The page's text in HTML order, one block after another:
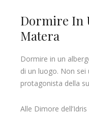
Dormire In
Matera
Dormire in un
di un luogo. Non
protagonista della
Alle Dimore